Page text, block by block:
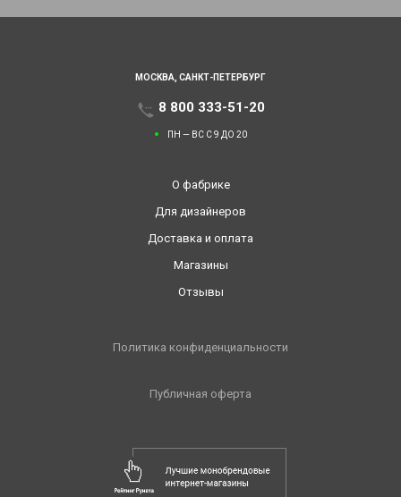
МОСКВА, САНКТ-ПЕТЕРБУРГ
8 800 333-51-20
ПН — ВС С 9 ДО 20
О фабрике
Для дизайнеров
Доставка и оплата
Магазины
Отзывы
Политика конфиденциальности
Публичная оферта